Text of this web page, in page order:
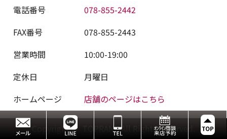
電話番号
078-855-2442
FAX番号
078-855-2443
営業時間
10:00-19:00
定休日
月曜日
ホームページ
店舗のページはこちら
Copyright © TOPRANK All Rights Reserved.